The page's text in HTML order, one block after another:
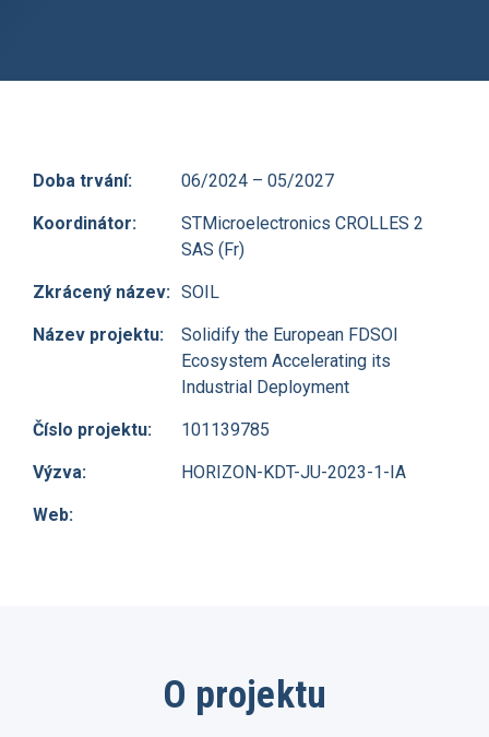
Doba trvání: 06/2024 – 05/2027
Koordinátor:
STMicroelectronics CROLLES 2
SAS (Fr)
Zkrácený název: SOIL
Název projektu:
Solidify the European FDSOI
Ecosystem Accelerating its
Industrial Deployment
Číslo projektu: 101139785
Výzva: HORIZON-KDT-JU-2023-1-IA
Web:
O projektu